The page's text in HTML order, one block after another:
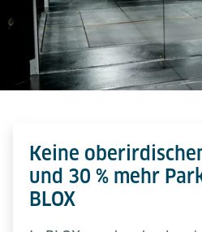
Keine
und 30 % mehr
BLOX